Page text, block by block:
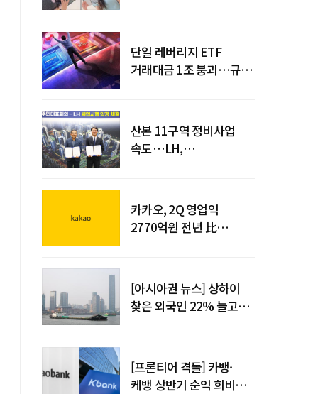
단일 레버리지 ETF
거래대금 1조 붕괴…규제
산본 11구역 정비사업
속도…LH,
카카오, 2Q 영업익
2770억원 전년 比
[아시아권 뉴스] 상하이
찾은 외국인 22% 늘고
[프론티어 격돌] 카뱅·
케뱅 상반기 순익 희비…